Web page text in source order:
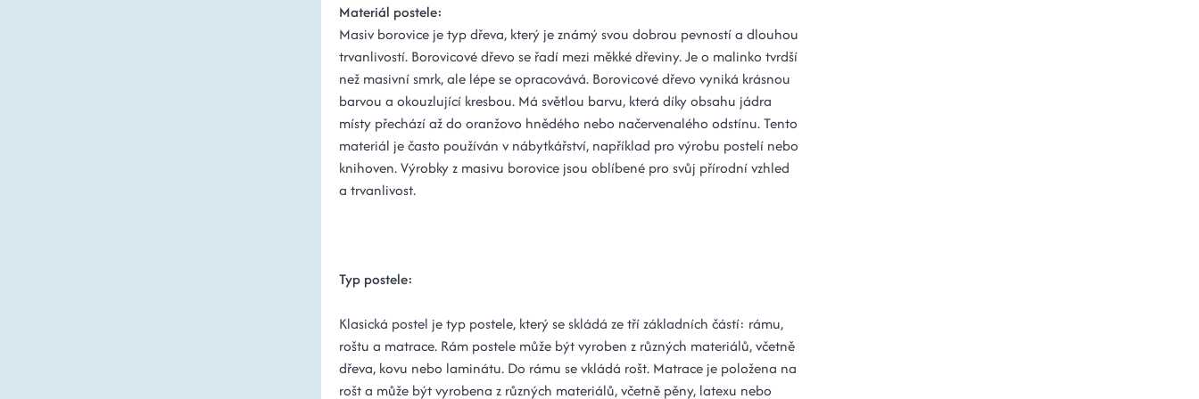
Materiál postele:
Masiv borovice je typ dřeva, který je známý svou dobrou pevností a dlouhou
trvanlivostí. Borovicové dřevo se řadí mezi měkké dřeviny. Je o malinko tvrdší
než masivní smrk, ale lépe se opracovává. Borovicové dřevo vyniká krásnou
barvou a okouzlující kresbou. Má světlou barvu, která díky obsahu jádra
místy přechází až do oranžovo hnědého nebo načervenalého odstínu. Tento
materiál je často používán v nábytkářství, například pro výrobu postelí nebo
knihoven. Výrobky z masivu borovice jsou oblíbené pro svůj přírodní vzhled
a trvanlivost.
Typ postele:
Klasická postel je typ postele, který se skládá ze tří základních částí: rámu,
roštu a matrace. Rám postele může být vyroben z různých materiálů, včetně
dřeva, kovu nebo laminátu. Do rámu se vkládá rošt. Matrace je položena na
rošt a může být vyrobena z různých materiálů, včetně pěny, latexu nebo